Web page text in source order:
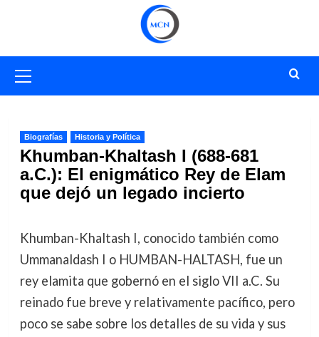
primario
Biografías Historia y Política
Khumban-Khaltash I (688-681
a.C.): El enigmático Rey de Elam
que dejó un legado incierto
Khumban-Khaltash I, conocido también como
Ummanaldash I o HUMBAN-HALTASH, fue un
rey elamita que gobernó en el siglo VII a.C. Su
reinado fue breve y relativamente pacífico, pero
poco se sabe sobre los detalles de su vida y sus